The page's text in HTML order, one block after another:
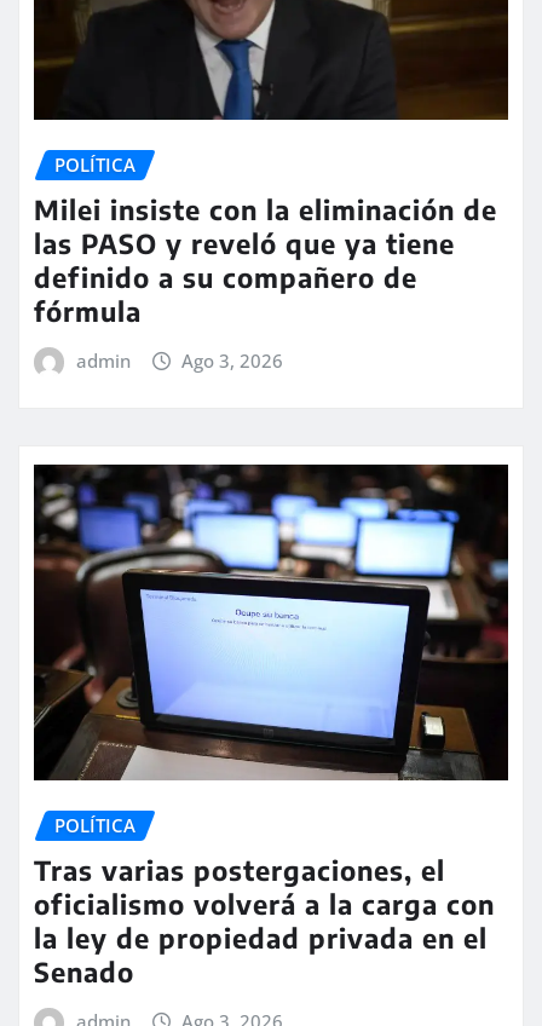
POLÍTICA
Milei insiste con la eliminación de
las PASO y reveló que ya tiene
definido a su compañero de
fórmula
admin Ago 3, 2026
POLÍTICA
Tras varias postergaciones, el
oficialismo volverá a la carga con
la ley de propiedad privada en el
Senado
admin Ago 3, 2026